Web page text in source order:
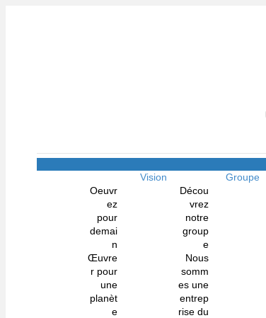
Vision
Oeuvr
ez
pour
demai
n
Œuvre
r pour
une
planèt
e
Groupe
Décou
vrez
notre
group
e
Nous
somm
es une
entrep
rise du